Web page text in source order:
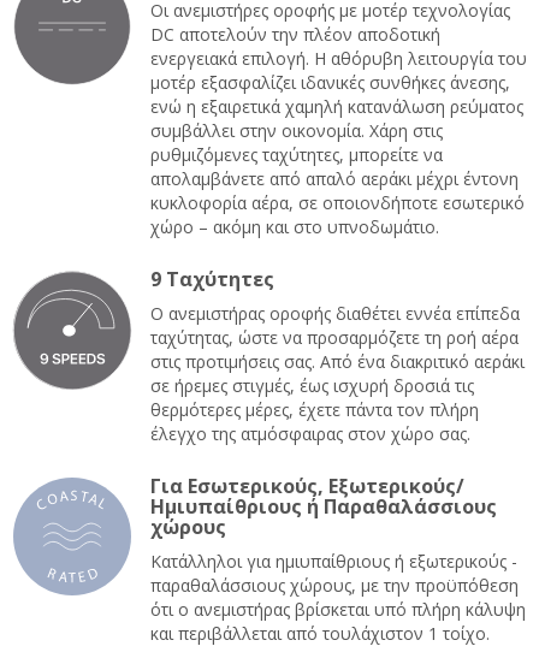
Οι ανεμιστήρες οροφής με μοτέρ τεχνολογίας
DC αποτελούν την πλέον αποδοτική
ενεργειακά επιλογή. Η αθόρυβη λειτουργία του
μοτέρ εξασφαλίζει ιδανικές συνθήκες άνεσης,
ενώ η εξαιρετικά χαμηλή κατανάλωση ρεύματος
συμβάλλει στην οικονομία. Χάρη στις
ρυθμιζόμενες ταχύτητες, μπορείτε να
απολαμβάνετε από απαλό αεράκι μέχρι έντονη
κυκλοφορία αέρα, σε οποιονδήποτε εσωτερικό
χώρο – ακόμη και στο υπνοδωμάτιο.
9 Ταχύτητες
Ο ανεμιστήρας οροφής διαθέτει εννέα επίπεδα
ταχύτητας, ώστε να προσαρμόζετε τη ροή αέρα
στις προτιμήσεις σας. Από ένα διακριτικό αεράκι
σε ήρεμες στιγμές, έως ισχυρή δροσιά τις
θερμότερες μέρες, έχετε πάντα τον πλήρη
έλεγχο της ατμόσφαιρας στον χώρο σας.
Για Εσωτερικούς, Εξωτερικούς/
Ημιυπαίθριους ή Παραθαλάσσιους
χώρους
Κατάλληλοι για ημιυπαίθριους ή εξωτερικούς -
παραθαλάσσιους χώρους, με την προϋπόθεση
ότι ο ανεμιστήρας βρίσκεται υπό πλήρη κάλυψη
και περιβάλλεται από τουλάχιστον 1 τοίχο.